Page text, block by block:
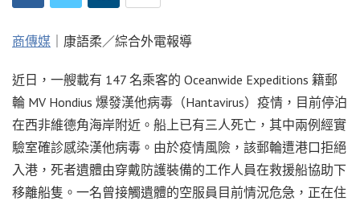
商傳媒 ｜康語柔／綜合外電報導
近日，一艘載有 147 名乘客的 Oceanwide Expeditions 籍郵
輪 MV Hondius 爆發漢他病毒（Hantavirus）疫情，目前停泊
在西非維德角海岸附近。船上已有三人死亡，其中兩例經實
驗室確診感染漢他病毒。由於疫情風險，該郵輪遭港口拒絕
入港，死者遺體由穿戴防護裝備的工作人員在救援船協助下
移離船隻。一名曾接觸遺體的空服員目前情況危急，正在住